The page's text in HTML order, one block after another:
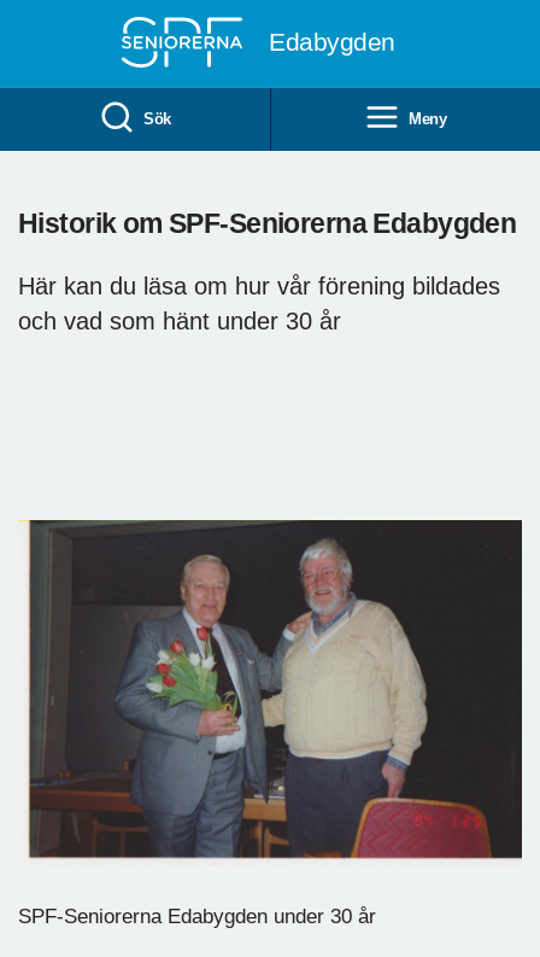
Edabygden
Sök Meny
Historik om SPF-Seniorerna Edabygden
Här kan du läsa om hur vår förening bildades
och vad som hänt under 30 år
SPF-Seniorerna Edabygden under 30 år